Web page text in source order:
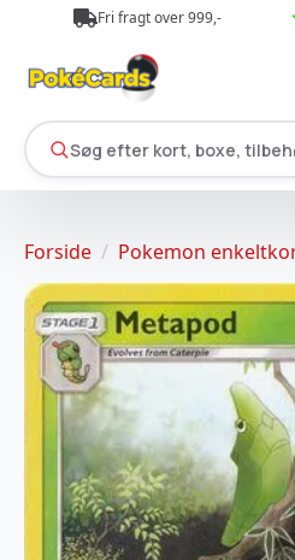
Fri fragt over 999,-
Søg efter kort, boxe,
Forside Pokemon